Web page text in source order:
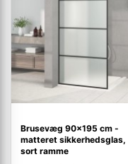
Brusevæg 90×195 cm -
matteret sikkerhedsglas,
sort ramme